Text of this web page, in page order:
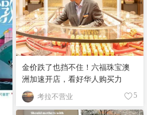
金价跌了也挡不住！六福珠宝澳
洲加速开店，看好华人购买力
考拉不营业 5